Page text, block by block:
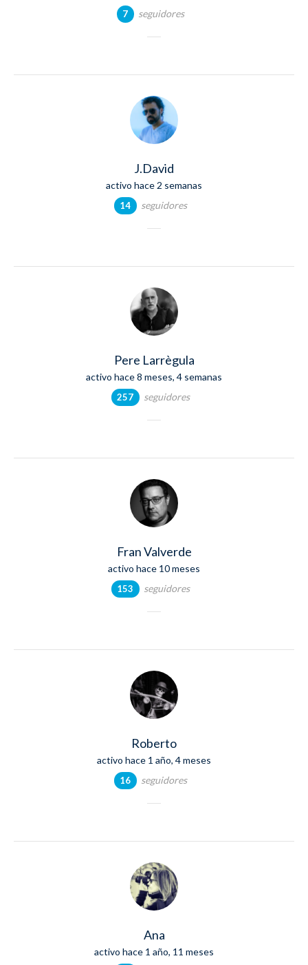
7 seguidores
J.David
activo hace 2 semanas
14 seguidores
Pere Larrègula
activo hace 8 meses, 4 semanas
257 seguidores
Fran Valverde
activo hace 10 meses
153 seguidores
Roberto
activo hace 1 año, 4 meses
16 seguidores
Ana
activo hace 1 año, 11 meses